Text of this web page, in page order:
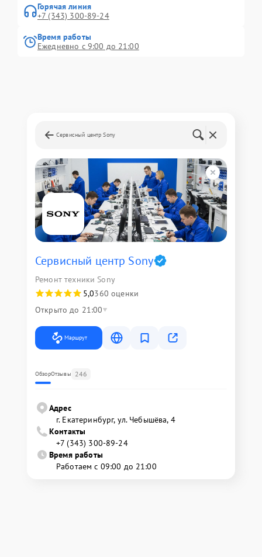
Горячая линия
+7 (343) 300-89-24
Время работы
Ежедневно с 9:00 до 21:00
Сервисный центр Sony
Сервисный центр Sony
Ремонт техники Sony
5,0360 оценки
Открыто до 21:00
Маршрут
ОбзорОтзывы 246
Адрес
г. Екатеринбург, ул. Чебышёва, 4
Контакты
+7 (343) 300-89-24
Время работы
Работаем с 09:00 до 21:00